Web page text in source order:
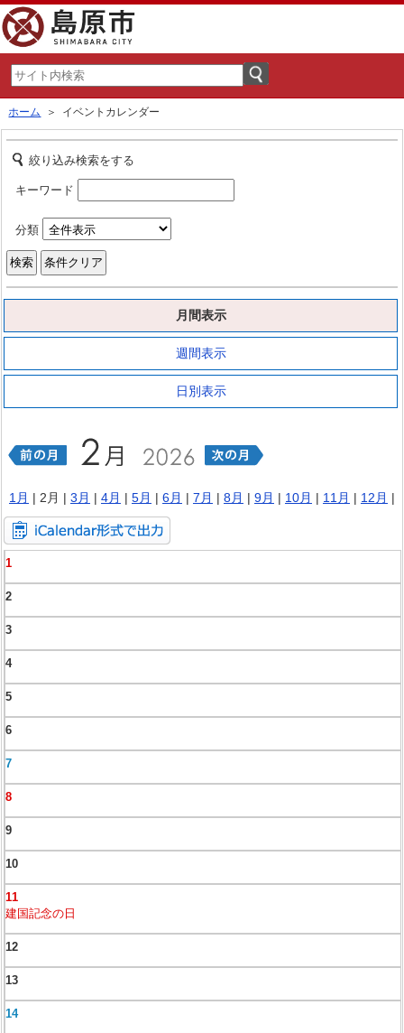
ホーム ＞ イベントカレンダー
絞り込み検索をする
キーワード
分類
月間表示
週間表示
日別表示
1月 | 2月 | 3月 | 4月 | 5月 | 6月 | 7月 | 8月 | 9月 | 10月 | 11月 | 12月 |
1
2
3
4
5
6
7
8
9
10
11
建国記念の日
12
13
14